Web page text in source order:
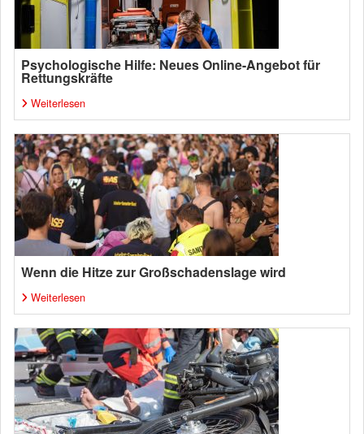
Psychologische Hilfe: Neues Online-Angebot für
Rettungskräfte
Weiterlesen
Wenn die Hitze zur Großschadenslage wird
Weiterlesen